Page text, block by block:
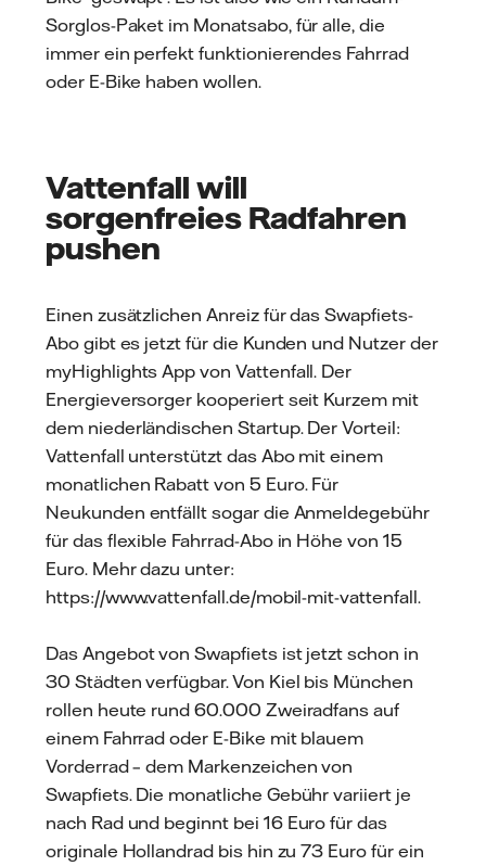
Sorglos-Paket im Monatsabo, für alle, die
immer ein perfekt funktionierendes Fahrrad
oder E-Bike haben wollen.
Vattenfall will
sorgenfreies Radfahren
pushen
Einen zusätzlichen Anreiz für das Swapfiets-
Abo gibt es jetzt für die Kunden und Nutzer der
myHighlights App von Vattenfall. Der
Energieversorger kooperiert seit Kurzem mit
dem niederländischen Startup. Der Vorteil:
Vattenfall unterstützt das Abo mit einem
monatlichen Rabatt von 5 Euro. Für
Neukunden entfällt sogar die Anmeldegebühr
für das flexible Fahrrad-Abo in Höhe von 15
Euro. Mehr dazu unter:
https://www.vattenfall.de/mobil-mit-vattenfall.
Das Angebot von Swapfiets ist jetzt schon in
30 Städten verfügbar. Von Kiel bis München
rollen heute rund 60.000 Zweiradfans auf
einem Fahrrad oder E-Bike mit blauem
Vorderrad – dem Markenzeichen von
Swapfiets. Die monatliche Gebühr variiert je
nach Rad und beginnt bei 16 Euro für das
originale Hollandrad bis hin zu 73 Euro für ein